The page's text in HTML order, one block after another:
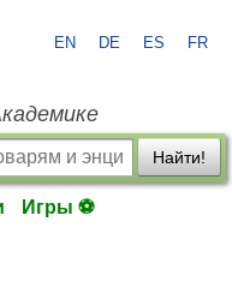
EN DE ES FR
Найти!
Игры ⚽